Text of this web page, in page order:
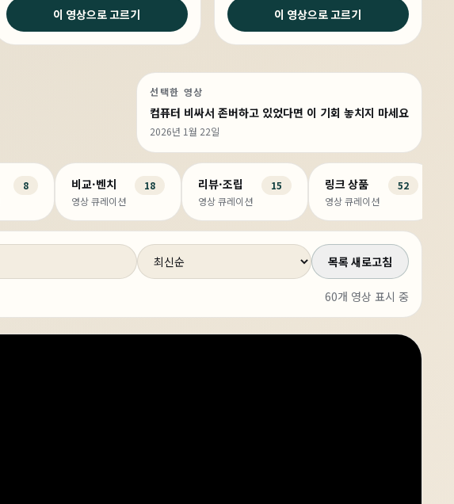
이 영상으로 고르기 이 영상으로 고르기
선택한 영상
컴퓨터 비싸서 존버하고 있었다면 이 기회 놓치지 마세요
2026년 1월 22일
8 비교·벤치
영상 큐레이션
18 리뷰·조립
영상 큐레이션
15 링크 상품
영상 큐레이션
52
정렬 목록 새로고침
60개 영상 표시 중